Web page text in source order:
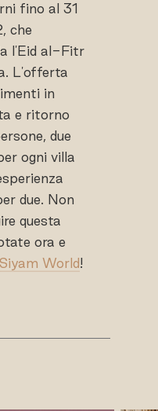
fino al 31
che
l'Eid al-Fitr
L'offerta
in
e ritorno
due
ogni villa
due. Non
questa
ora e
Siyam World!